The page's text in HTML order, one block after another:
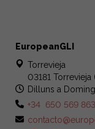
EuropeanGLI
Torrevieja
03181 Torrevieja
Dilluns a
+34 650 569 863